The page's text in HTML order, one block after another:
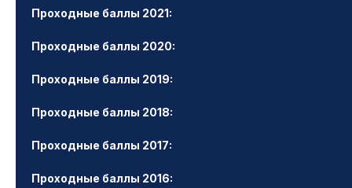
Проходные баллы 2021:
Проходные баллы 2020:
Проходные баллы 2019:
Проходные баллы 2018:
Проходные баллы 2017:
Проходные баллы 2016: